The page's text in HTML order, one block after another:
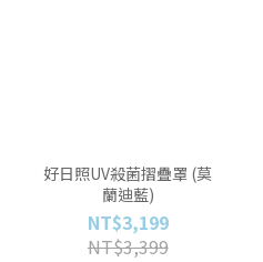
好日照UV殺菌摺疊罩 (莫
蘭迪藍)
NT$3,199
NT$3,399